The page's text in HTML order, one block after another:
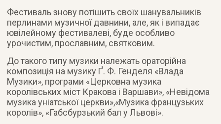
Фестиваль знову потішить своїх шанувальників
перлинами музичної давнини, але, як і випадає
ювілейному фестивалеві, буде особливо
урочистим, прославним, святковим.
До такого типу музики належать ораторійна
композиція на музику Ґ. Ф. Генделя «Влада
Музики», програми «Церковна музика
королівських міст Кракова і Варшави», «Невідома
музика уніатської церкви»,«Музика французьких
королів», «Габсбурзький бал у Львові».